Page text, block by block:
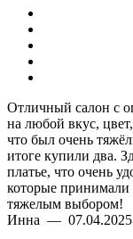
Отличный салон с
на любой вкус,
что был очень
итоге купили два.
платье, что очень
которые принимали
тяжелым выбором!
Инна —